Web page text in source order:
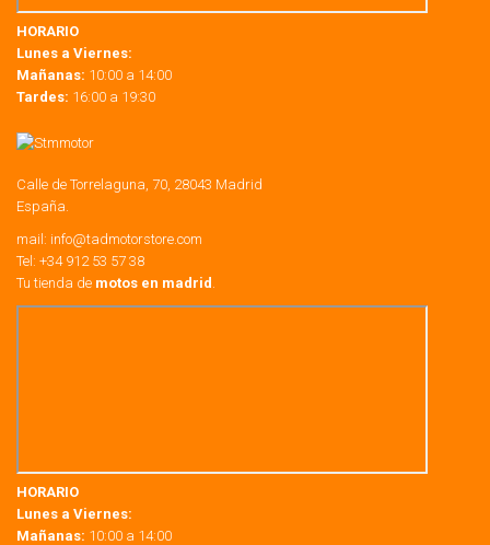
HORARIO
Lunes a Viernes:
Mañanas: 10:00 a 14:00
Tardes: 16:00 a 19:30
Calle de Torrelaguna, 70, 28043 Madrid
España.
mail: info@tadmotorstore.com
Tel: +34 912 53 57 38
Tu tienda de motos en madrid .
HORARIO
Lunes a Viernes:
Mañanas: 10:00 a 14:00